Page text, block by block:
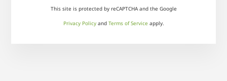
This site is protected by reCAPTCHA and the Google
Privacy Policyand Terms of Service apply.